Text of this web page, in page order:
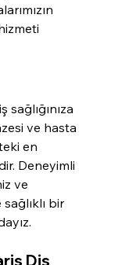
sağlığınıza
ve hasta
en
Deneyimli
ve
bir